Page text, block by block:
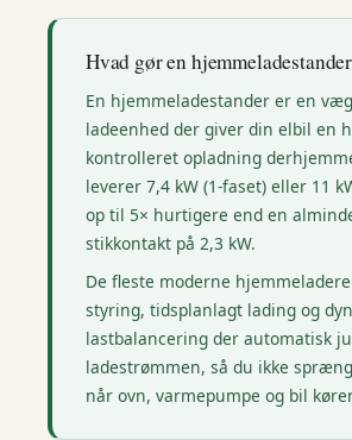
Hvad gør en
En hjemmeladestander er en
ladeenhed der giver din elbil en
kontrolleret opladning
leverer 7,4 kW (1-faset) eller 11
op til 5× hurtigere end en
stikkontakt på 2,3 kW.
De fleste moderne
styring, tidsplanlagt lading og
lastbalancering der automatisk
ladestrømmen, så du ikke
når ovn, varmepumpe og bil